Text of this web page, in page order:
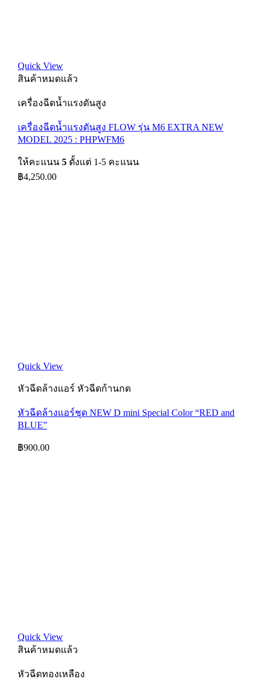
Quick View
สินค้าหมดแล้ว
เครื่องฉีดน้ำแรงดันสูง
เครื่องฉีดน้ำแรงดันสูง FLOW รุ่น M6 EXTRA NEW
MODEL 2025 : PHPWFM6
ให้คะแนน 5 ตั้งแต่ 1-5 คะแนน
฿4,250.00
Quick View
หัวฉีดล้างแอร์ หัวฉีดก้านกด
หัวฉีดล้างแอร์ชุด NEW D mini Special Color “RED and
BLUE”
฿900.00
Quick View
สินค้าหมดแล้ว
หัวฉีดทองเหลือง